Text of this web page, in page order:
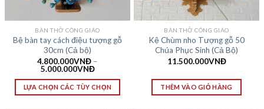
BÀN THỜ CÔNG GIÁO
Bệ bàn tay cách điệu tượng gỗ
30cm (Cả bộ)
4.800.000VNĐ –
5.000.000VNĐ
LỰA CHỌN CÁC TÙY CHỌN
BÀN THỜ CÔNG GIÁO
Kệ Chùm nho Tượng gỗ 50
Chúa Phục Sinh (Cả Bộ)
11.500.000VNĐ
THÊM VÀO GIỎ HÀNG